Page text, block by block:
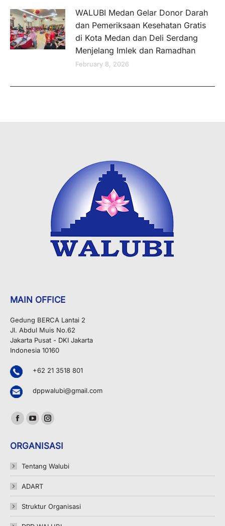
WALUBI Medan Gelar Donor Darah
dan Pemeriksaan Kesehatan Gratis
di Kota Medan dan Deli Serdang
Menjelang Imlek dan Ramadhan
February 8, 2026
MAIN OFFICE
Gedung BERCA Lantai 2
Jl. Abdul Muis No.62
Jakarta Pusat - DKI Jakarta
Indonesia 10160
+62 21 3518 801
dppwalubi@gmail.com
Find us on:
Facebook
opens
in
new
window
YouTube
opens
in
new
window
Instagram
opens
in
new
ORGANISASI
Tentang Walubi
ADART
Struktur Organisasi